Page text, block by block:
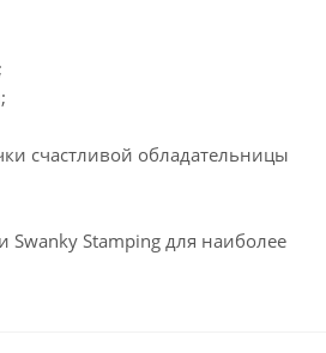
счастливой обладательницы
Stamping для наиболее